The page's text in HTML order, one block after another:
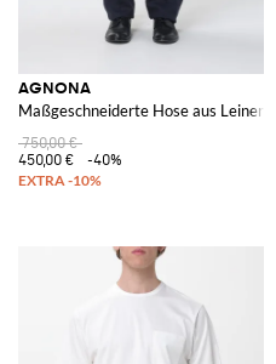
AGNONA
Maßgeschneiderte Hose aus
750,00 €
450,00 €
-40%